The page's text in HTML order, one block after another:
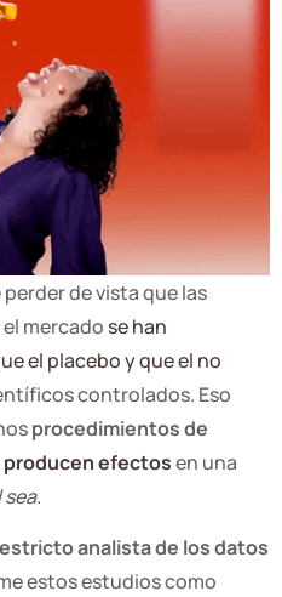
de vista que las
mercado se han
el placebo y que el no
controlados. Eso
procedimientos de
producen efectosen una
sea.
estricto analista de los datos
estos estudios como